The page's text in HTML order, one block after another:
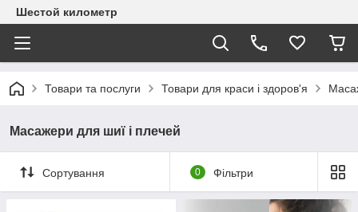
Шестой километр
Товари та послуги Товари для краси і здоров'я
Масажери для шиї і плечей
Сортування 0 Фільтри